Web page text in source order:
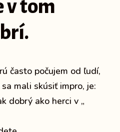
v tom
často počujem od ľudí,
mali skúsiť impro, je:
dobrý ako herci v „